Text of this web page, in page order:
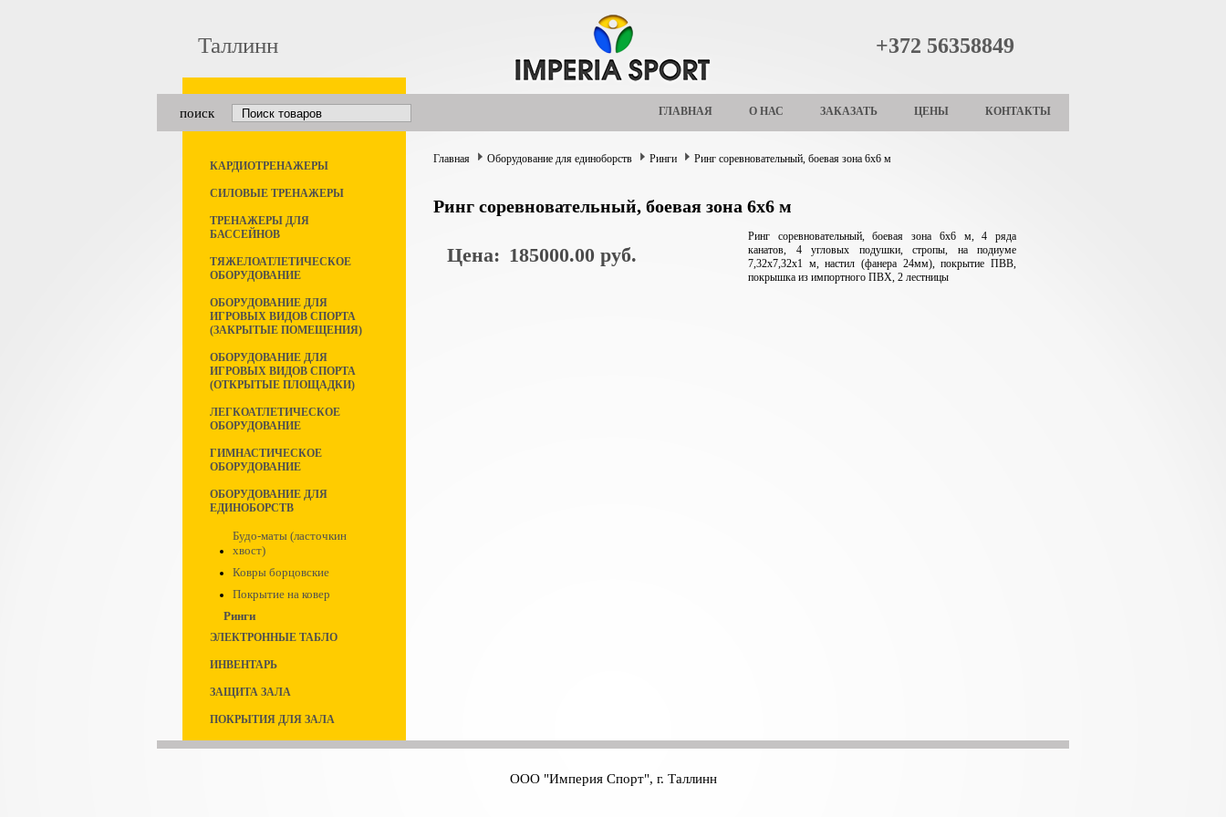
Таллинн +372 56358849
поиск ГЛАВНАЯ О НАС ЗАКАЗАТЬ ЦЕНЫ КОНТАКТЫ
КАРДИОТРЕНАЖЕРЫ
СИЛОВЫЕ ТРЕНАЖЕРЫ
ТРЕНАЖЕРЫ ДЛЯ
БАССЕЙНОВ
ТЯЖЕЛОАТЛЕТИЧЕСКОЕ
ОБОРУДОВАНИЕ
ОБОРУДОВАНИЕ ДЛЯ
ИГРОВЫХ ВИДОВ СПОРТА
(ЗАКРЫТЫЕ ПОМЕЩЕНИЯ)
ОБОРУДОВАНИЕ ДЛЯ
ИГРОВЫХ ВИДОВ СПОРТА
(ОТКРЫТЫЕ ПЛОЩАДКИ)
ЛЕГКОАТЛЕТИЧЕСКОЕ
ОБОРУДОВАНИЕ
ГИМНАСТИЧЕСКОЕ
ОБОРУДОВАНИЕ
ОБОРУДОВАНИЕ ДЛЯ
ЕДИНОБОРСТВ
Будо-маты (ласточкин
хвост)
Ковры борцовские
Покрытие на ковер
Ринги
ЭЛЕКТРОННЫЕ ТАБЛО
ИНВЕНТАРЬ
ЗАЩИТА ЗАЛА
ПОКРЫТИЯ ДЛЯ ЗАЛА
Главная Оборудование для единоборств Ринги Ринг соревновательный, боевая зона 6х6 м
Ринг соревновательный, боевая зона 6х6 м
Цена: 185000.00 руб.
Ринг соревновательный, боевая зона 6х6 м, 4 ряда
канатов, 4 угловых подушки, стропы, на подиуме
7,32х7,32х1 м, настил (фанера 24мм), покрытие ПВВ,
покрышка из импортного ПВХ, 2 лестницы
ООО "Империя Спорт", г. Таллинн